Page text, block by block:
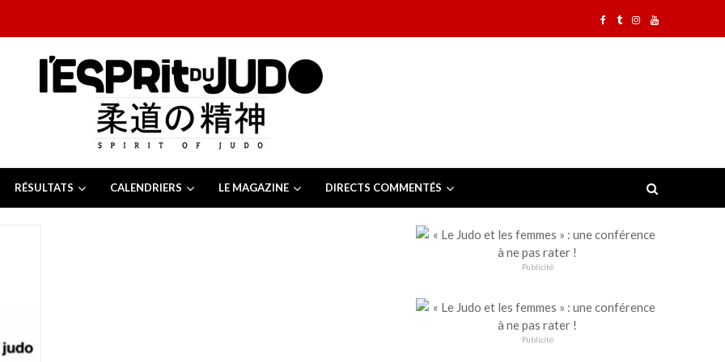
RÉSULTATS CALENDRIERS LE MAGAZINE DIRECTS COMMENTÉS
2026
Publicité
Publicité